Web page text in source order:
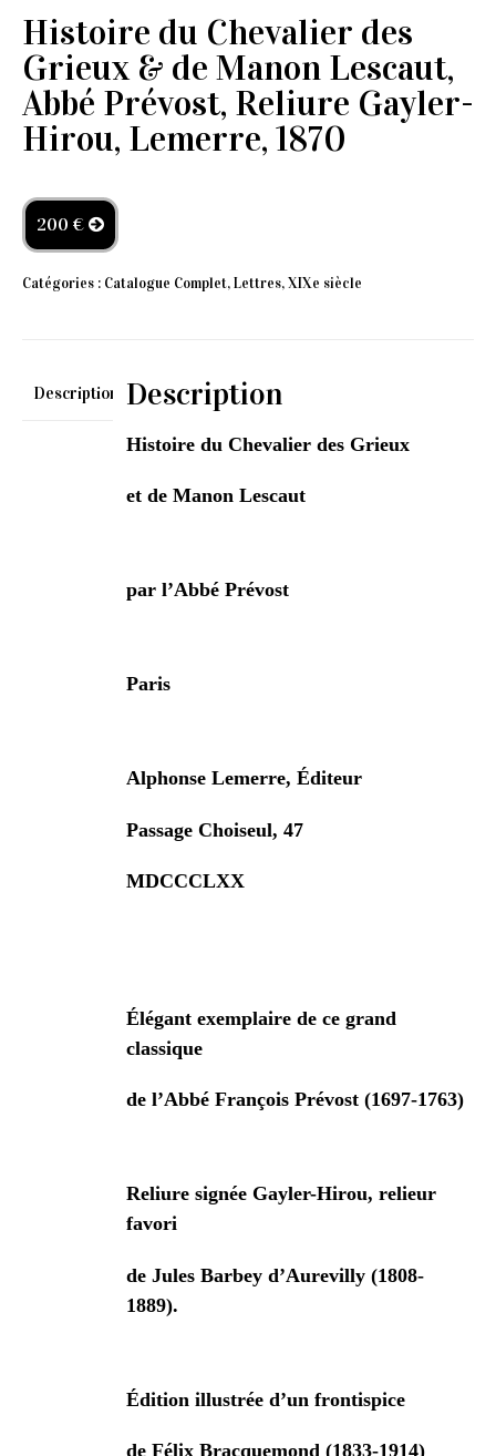
Histoire du Chevalier des
Grieux & de Manon Lescaut,
Abbé Prévost, Reliure Gayler-
Hirou, Lemerre, 1870
200 €
Catégories : Catalogue Complet,Lettres,XIXe siècle
Description Description
Histoire du Chevalier des Grieux
et de Manon Lescaut
par l’Abbé Prévost
Paris
Alphonse Lemerre, Éditeur
Passage Choiseul, 47
MDCCCLXX
Élégant exemplaire de ce grand
classique
de l’Abbé François Prévost (1697-1763)
Reliure signée Gayler-Hirou, relieur
favori
de Jules Barbey d’Aurevilly (1808-
1889).
Édition illustrée d’un frontispice
de Félix Bracquemond (1833-1914)